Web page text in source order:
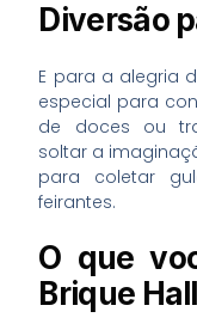
Diversão
E para a alegria
especial para
de doces ou
soltar a
para coletar
feirantes.
O que
Brique